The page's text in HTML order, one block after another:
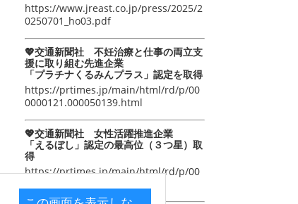
https://www.jreast.co.jp/press/2025/2
0250701_ho03.pdf
💖交通新聞社 不妊治療と仕事の両立支
援に取り組む先進企業
「プラチナくるみんプラス」認定を取得
https://prtimes.jp/main/html/rd/p/00
0000121.000050139.html
💖交通新聞社 女性活躍推進企業
「えるぼし」認定の最高位（３つ星）取
得
https://prtimes.jp/main/html/rd/p/00